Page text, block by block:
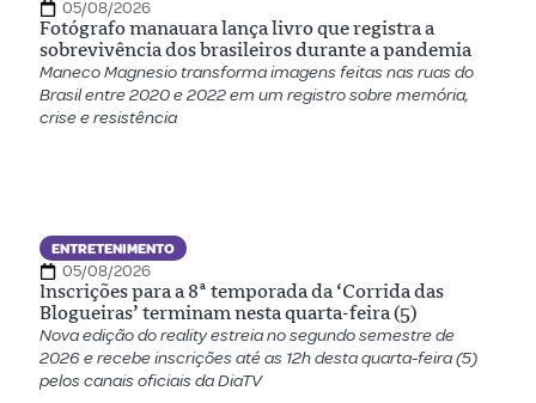
05/08/2026
Fotógrafo manauara lança livro que registra a
sobrevivência dos brasileiros durante a pandemia
Maneco Magnesio transforma imagens feitas nas ruas do
Brasil entre 2020 e 2022 em um registro sobre memória,
crise e resistência
ENTRETENIMENTO
05/08/2026
Inscrições para a 8ª temporada da ‘Corrida das
Blogueiras’ terminam nesta quarta-feira (5)
Nova edição do reality estreia no segundo semestre de
2026 e recebe inscrições até as 12h desta quarta-feira (5)
pelos canais oficiais da DiaTV